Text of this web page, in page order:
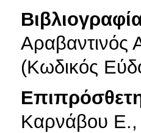
Αραβαντινός
(Κωδικός
Καρνάβου Ε.,